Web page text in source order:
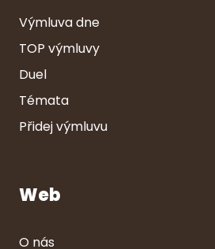
Výmluva dne
TOP výmluvy
Duel
Témata
Přidej výmluvu
Web
O nás